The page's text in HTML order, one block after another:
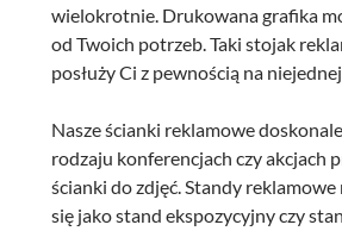
wielokrotnie. Drukowana grafika
od Twoich potrzeb. Taki stojak
posłuży Ci z pewnością na
Nasze ścianki reklamowe
rodzaju konferencjach czy akcjach
ścianki do zdjęć. Standy
się jako stand ekspozycyjny czy